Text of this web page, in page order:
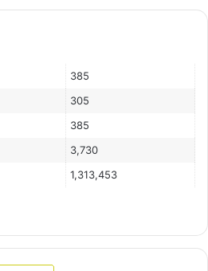
385
305
385
3,730
1,313,453